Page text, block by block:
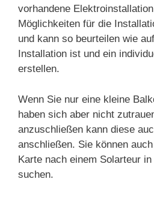
vorhandene
Möglichkeiten für die
und kann so beurteilen wie
Installation ist und ein
erstellen.
Wenn Sie nur eine kleine
haben sich aber nicht
anzuschließen kann diese
anschließen. Sie können
Karte nach einem Solarteur
suchen.